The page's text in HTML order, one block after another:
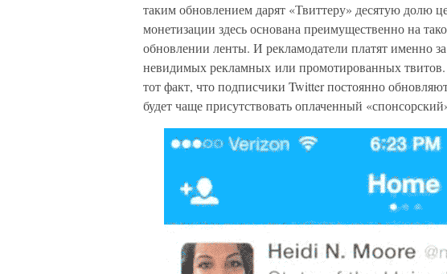
таким обновлением дарят «Твиттеру» десятую долю
монетизации здесь основана преимущественно на
обновлении ленты. И рекламодатели платят именно
невидимых рекламных или промотированных твитов.
тот факт, что подписчики Twitter постоянно
будет чаще присутствовать оплаченный